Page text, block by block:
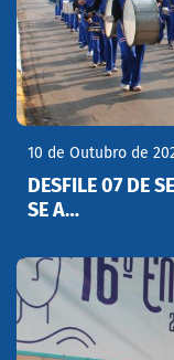
10 de Outubro de
DESFILE 07 DE
SE A…